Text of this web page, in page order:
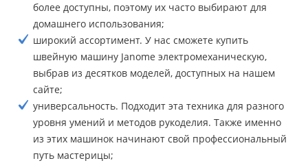
более доступны, поэтому их часто выбирают для
домашнего использования;
широкий ассортимент. У нас сможете купить
швейную машину Janome электромеханическую,
выбрав из десятков моделей, доступных на нашем
сайте;
универсальность. Подходит эта техника для разного
уровня умений и методов рукоделия. Также именно
из этих машинок начинают свой профессиональный
путь мастерицы;